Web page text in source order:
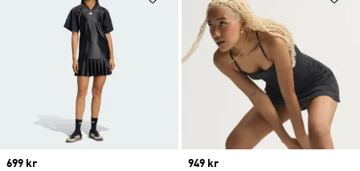
Price
699 kr
Price
949 kr